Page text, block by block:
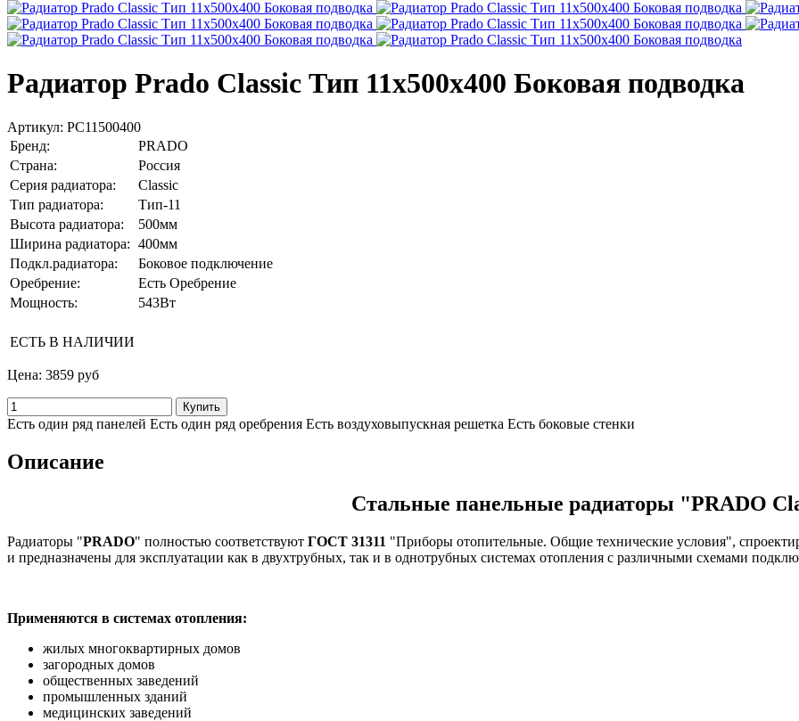
Радиатор Prado Classic Тип 11x500x400 Боковая подводка
Артикул: PC11500400
Бренд:
PRADO
Страна:
Россия
Серия радиатора:
Classic
Тип радиатора:
Тип-11
Высота радиатора:
500мм
Ширина радиатора: 400мм
Подкл.радиатора:
Боковое подключение
Оребрение:
Есть Оребрение
Мощность:
543Вт
ЕСТЬ В НАЛИЧИИ
Цена: 3859 руб
Есть один ряд панелей Есть один ряд оребрения Есть воздуховыпускная решетка Есть боковые стенки
Описание
Стальные панельные радиаторы "PRADO
Радиаторы "PRADO" полностью соответствуют ГОСТ 31311 "Приборы отопительные. Общие технические условия",
и предназначены для эксплуатации как в двухтрубных, так и в однотрубных системах отопления с различными схемами
Применяются в системах отопления:
жилых многоквартирных домов
загородных домов
общественных заведений
промышленных зданий
медицинских заведений